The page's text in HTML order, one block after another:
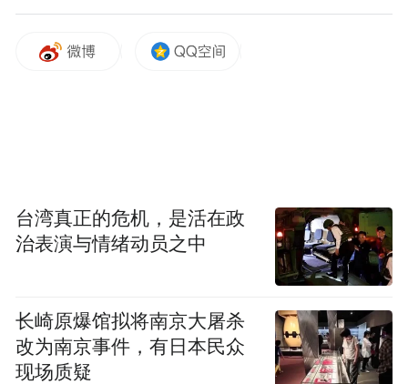
台湾真正的危机，是活在政
治表演与情绪动员之中
长崎原爆馆拟将南京大屠杀
改为南京事件，有日本民众
现场质疑